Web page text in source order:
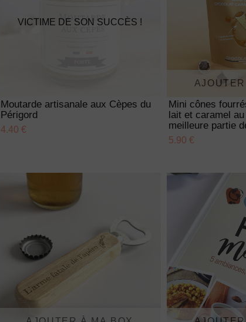
VICTIME DE SON SUCCÈS !
Moutarde artisanale aux Cèpes du
Périgord
4.40 €
Mini cônes
lait et caramel
meilleure partie
5.90 €